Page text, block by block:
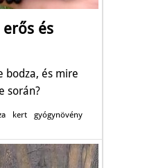
és
bodza, és mire
során?
kert gyógynövény